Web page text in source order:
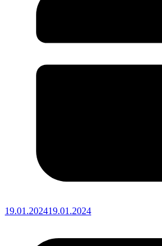
19.01.202419.01.2024